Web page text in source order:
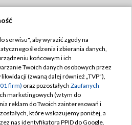
TVP
TVP
prywatności
Moje zgody
Pomoc
serwisu", aby wyrazić zgody na
śledzenia i zbierania danych,
końcowym i ich
Twoich danych osobowych przez
(zwaną dalej również „TVP”),
firm) oraz pozostałych Zaufanych
marketingowych (w tym do
reklam do Twoich zainteresowań i
które wskazujemy poniżej, a
nas identyfikatora PPID do Google.